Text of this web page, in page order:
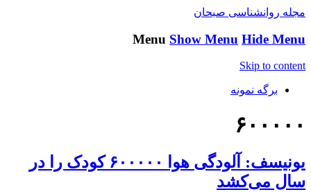
مجله روانشناسی صبحان
Menu Show Menu Hide Menu
Skip to content
برگه نمونه
۶۰۰۰۰۰
یونیسف: آلودگی هوا ۶۰۰۰۰۰ کودک را در
سال می‌کشد